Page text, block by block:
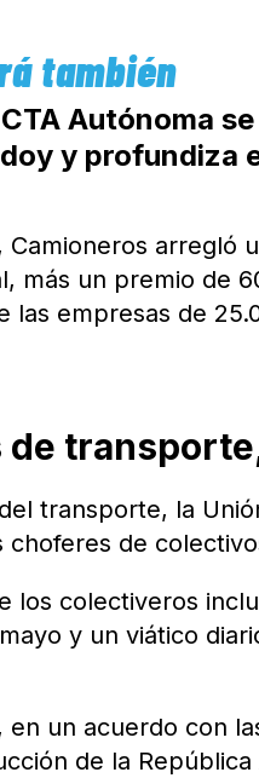
Autónoma
y profundiza
Camioneros arregló
más un premio de
las empresas de
de
transporte, la
choferes de
los colectiveros
y un viático
en un acuerdo con
de la